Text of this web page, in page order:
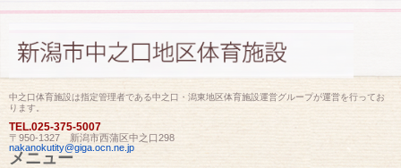
中之口体育施設は指定管理者である中之口・潟東地区体育施設運営グループが運営を行ってお
ります。
TEL.025-375-5007
〒950-1327 新潟市西蒲区中之口298
nakanokutity@giga.ocn.ne.jp
メニュー